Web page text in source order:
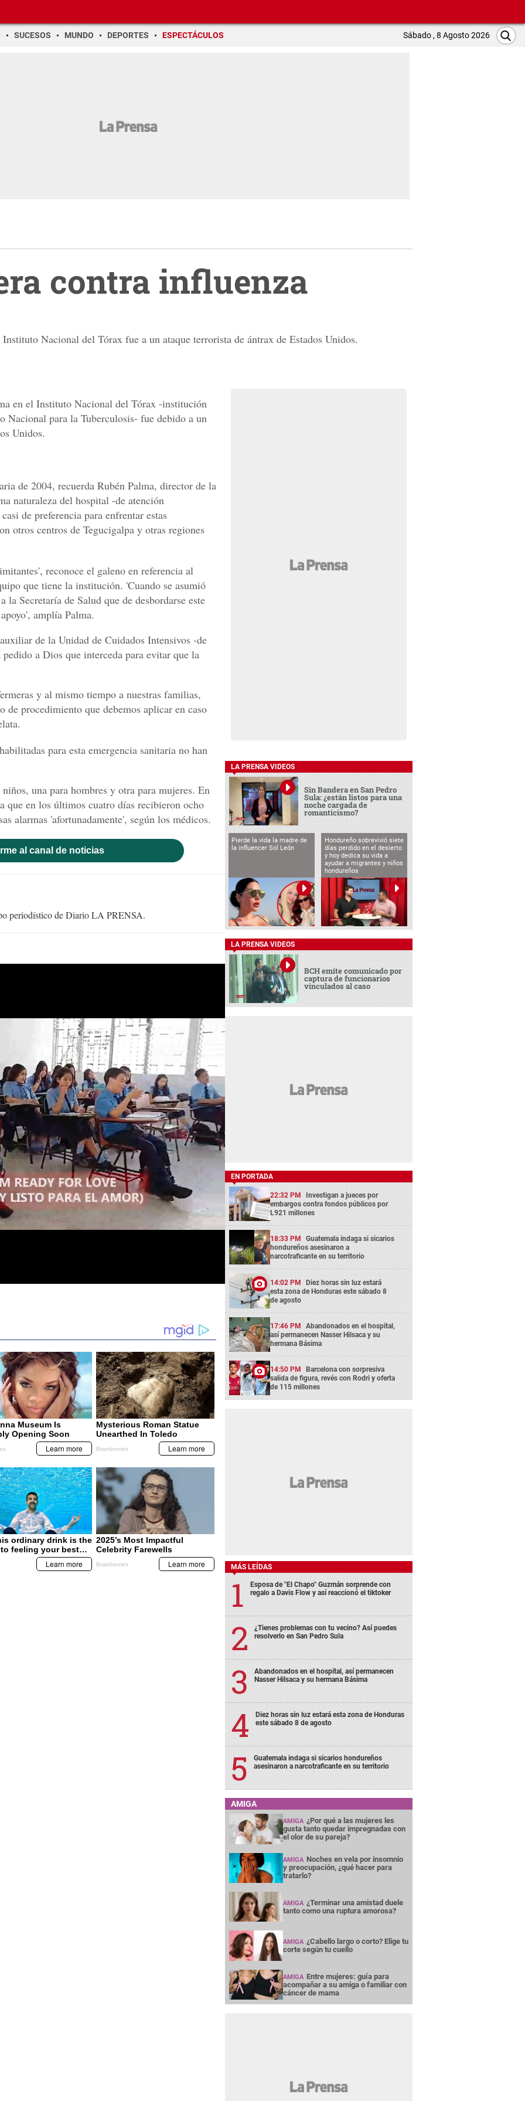
SUCESOS MUNDO DEPORTES ESPECTÁCULOS Sábado , 8 Agosto 2026
contra influenza
Nacional del Tórax fue a un ataque terrorista de ántrax de Estados Unidos.
en el Instituto Nacional del Tórax -institución
Nacional para la Tuberculosis- fue debido a un
Unidos.
de 2004, recuerda Rubén Palma, director de la
naturaleza del hospital -de atención
de preferencia para enfrentar estas
otros centros de Tegucigalpa y otras regiones
reconoce el galeno en referencia al
que tiene la institución. 'Cuando se asumió
la Secretaría de Salud que de desbordarse este
amplía Palma.
de la Unidad de Cuidados Intensivos -de
a Dios que interceda para evitar que la
y al mismo tiempo a nuestras familias,
de procedimiento que debemos aplicar en caso
para esta emergencia sanitaria no han
una para hombres y otra para mujeres. En
que en los últimos cuatro días recibieron ocho
alarmas 'afortunadamente', según los médicos.
al canal de noticias
periodístico de Diario LA PRENSA.
LA PRENSA VIDEOS
Sin Bandera en San Pedro
Sula: ¿están listos para una
noche cargada de
romanticismo?
Pierde la vida la madre de
la influencer Sol León
Hondureño sobrevivió siete
días perdido en el desierto
y hoy dedica su vida a
ayudar a migrantes y niños
hondureños
LA PRENSA VIDEOS
BCH emite comunicado por
captura de funcionarios
vinculados al caso
EN PORTADA
22:32 PM Investigan a jueces por
embargos contra fondos públicos por
L921 millones
18:33 PM Guatemala indaga si sicarios
hondureños asesinaron a
narcotraficante en su territorio
14:02 PM Diez horas sin luz estará
esta zona de Honduras este sábado 8
de agosto
17:46 PM Abandonados en el hospital,
así permanecen Nasser Hilsaca y su
hermana Básima
14:50 PM Barcelona con sorpresiva
salida de figura, revés con Rodri y oferta
de 115 millones
MÁS LEÍDAS
Esposa de "El Chapo" Guzmán sorprende con
regalo a Davis Flow y así reaccionó el tiktoker
¿Tienes problemas con tu vecino? Así puedes
resolverlo en San Pedro Sula
Abandonados en el hospital, así permanecen
Nasser Hilsaca y su hermana Básima
Diez horas sin luz estará esta zona de Honduras
este sábado 8 de agosto
Guatemala indaga si sicarios hondureños
asesinaron a narcotraficante en su territorio
AMIGA
AMIGA ¿Por qué a las mujeres les
gusta tanto quedar impregnadas con
el olor de su pareja?
AMIGA Noches en vela por insomnio
y preocupación, ¿qué hacer para
tratarlo?
AMIGA ¿Terminar una amistad duele
tanto como una ruptura amorosa?
AMIGA ¿Cabello largo o corto? Elige tu
corte según tu cuello
AMIGA Entre mujeres: guía para
acompañar a su amiga o familiar con
cáncer de mama